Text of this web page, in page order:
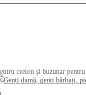
creion și buzunar